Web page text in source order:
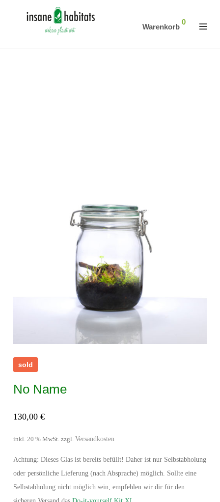
Warenkorb
0
sold
No Name
130,00 €
inkl. 20 % MwSt. zzgl. Versandkosten
Achtung: Dieses Glas ist bereits befüllt! Daher ist nur Selbstabholung
oder persönliche Lieferung (nach Absprache) möglich. Sollte eine
Selbstabholung nicht möglich sein, empfehlen wir dir für den